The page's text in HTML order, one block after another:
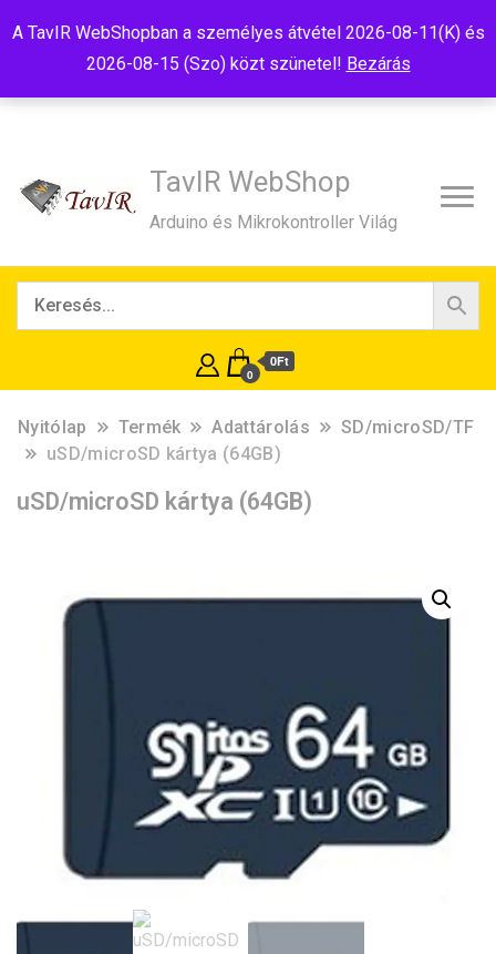
A TavIR WebShopban a személyes átvétel 2026-08-11(K) és
2026-08-15 (Szo) közt szünetel! Bezárás
TavIR WebShop
Arduino és Mikrokontroller Világ
0
0Ft
Nyitólap Termék Adattárolás
SD/microSD/TF
uSD/microSD kártya (64GB)
uSD/microSD kártya (64GB)